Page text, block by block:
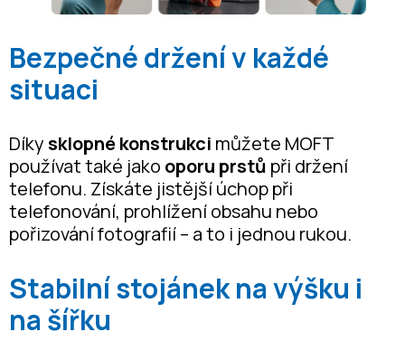
Bezpečné držení v každé
situaci
Díkysklopné konstrukci můžete MOFT
používat také jako oporu prstů při držení
telefonu. Získáte jistější úchop při
telefonování, prohlížení obsahu nebo
pořizování fotografií – a to i jednou rukou.
Stabilní stojánek na výšku i
na šířku